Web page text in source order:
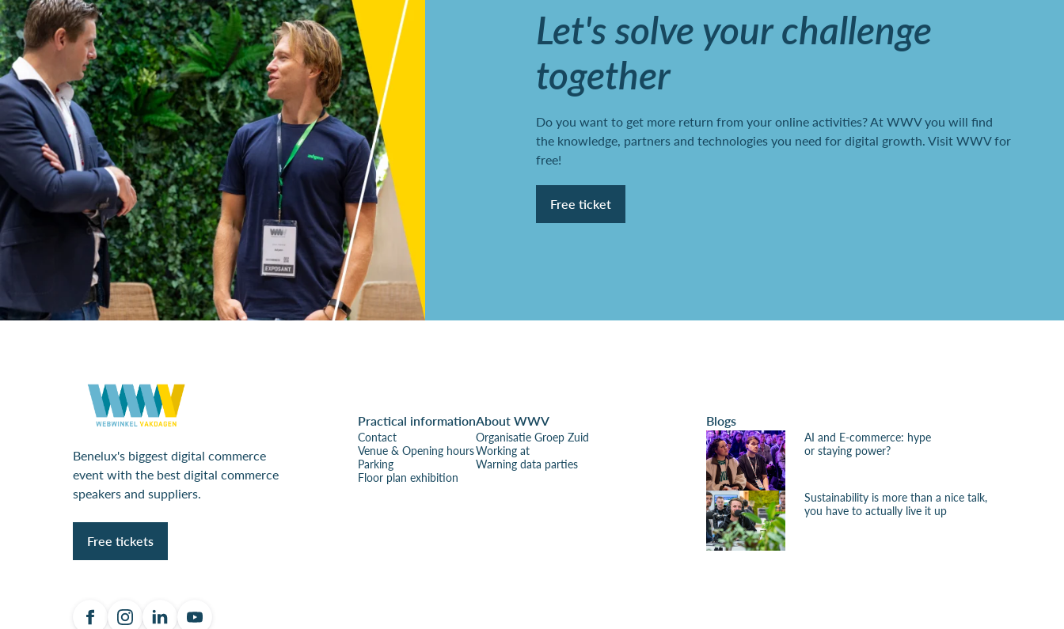
Let's solve your challenge
together
Do you want to get more return from your online activities? At WWV you will find
the knowledge, partners and technologies you need for digital growth. Visit WWV for
free!
Free ticket
Benelux's biggest digital commerce
event with the best digital commerce
speakers and suppliers.
Free tickets
Practical information
Contact
Venue & Opening hours
Parking
Floor plan exhibition
About WWV
Organisatie Groep Zuid
Working at
Warning data parties
Blogs
AI and E-commerce: hype
or staying power?
Sustainability is more than a nice talk,
you have to actually live it up